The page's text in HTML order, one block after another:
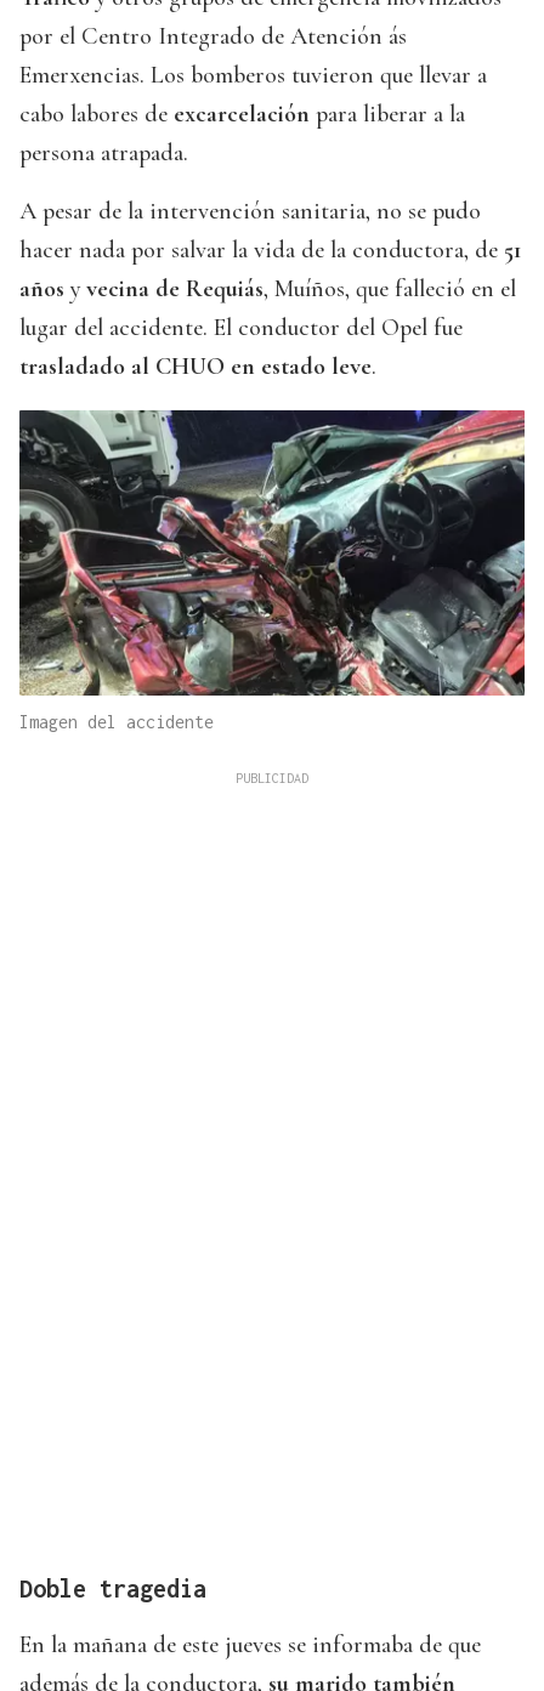
por el Centro Integrado de Atención ás
Emerxencias. Los bomberos tuvieron que llevar a
cabo labores de excarcelación para liberar a la
persona atrapada.
A pesar de la intervención sanitaria, no se pudo
hacer nada por salvar la vida de la conductora, de 51
años yvecina de Requiás, Muíños, que falleció en el
lugar del accidente. El conductor del Opel fue
trasladado al CHUO en estado leve.
Imagen del accidente
Doble tragedia
En la mañana de este jueves se informaba de que
además de la conductora, su marido también